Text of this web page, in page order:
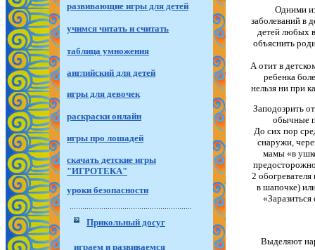
развивающие игры для детей
учимся читать и считать
таблица умножения
английский для детей
игры для девочек
раскраски онлайн
игры про лошадей
скачать детские игры
"ИГРОТЕКА"
уроки безопасности
Прикольный досуг
играем и развиваемся
Одними
заболеваний в
детей любых
объяснить
А отит в
ребенка
нельзя ни при
Заподозрить
обычные
До сих пор
снаружи,
мамы «в
2
в шапочке)
Выделяют